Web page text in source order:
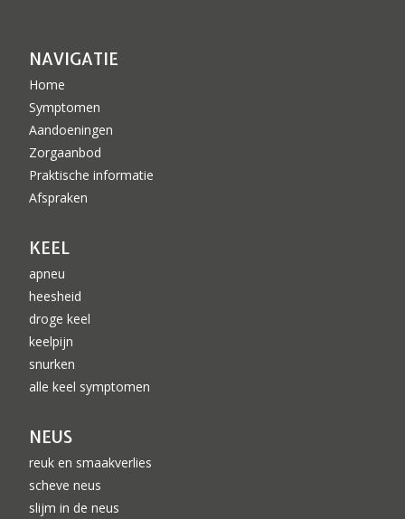
NAVIGATIE
Home
Symptomen
Aandoeningen
Zorgaanbod
Praktische informatie
Afspraken
KEEL
apneu
heesheid
droge keel
keelpijn
snurken
alle keel symptomen
NEUS
reuk en smaakverlies
scheve neus
slijm in de neus